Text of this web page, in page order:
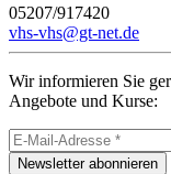
05207/917420
vhs-vhs@gt-net.de
Wir informieren Sie
Angebote und Kurse:
Newsletter abonnieren